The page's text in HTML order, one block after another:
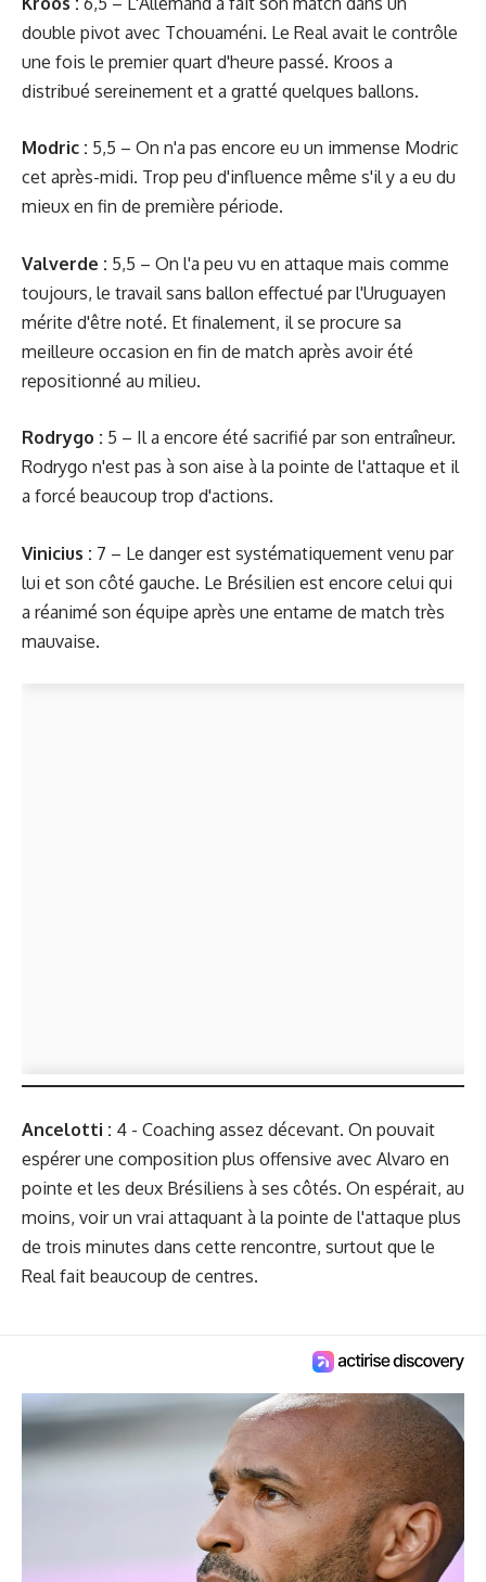
double pivot avec Tchouaméni. Le Real avait le contrôle
une fois le premier quart d'heure passé. Kroos a
distribué sereinement et a gratté quelques ballons.
Modric : 5,5 – On n'a pas encore eu un immense Modric
cet après-midi. Trop peu d'influence même s'il y a eu du
mieux en fin de première période.
Valverde : 5,5 – On l'a peu vu en attaque mais comme
toujours, le travail sans ballon effectué par l'Uruguayen
mérite d'être noté. Et finalement, il se procure sa
meilleure occasion en fin de match après avoir été
repositionné au milieu.
Rodrygo : 5 – Il a encore été sacrifié par son entraîneur.
Rodrygo n'est pas à son aise à la pointe de l'attaque et il
a forcé beaucoup trop d'actions.
Vinicius : 7 – Le danger est systématiquement venu par
lui et son côté gauche. Le Brésilien est encore celui qui
a réanimé son équipe après une entame de match très
mauvaise.
Ancelotti : 4 - Coaching assez décevant. On pouvait
espérer une composition plus offensive avec Alvaro en
pointe et les deux Brésiliens à ses côtés. On espérait, au
moins, voir un vrai attaquant à la pointe de l'attaque plus
de trois minutes dans cette rencontre, surtout que le
Real fait beaucoup de centres.